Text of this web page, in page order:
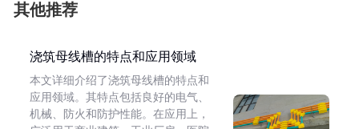
其他推荐
浇筑母线槽的特点和应用领域
本文详细介绍了浇筑母线槽的特点和
应用领域。其特点包括良好的电气、
机械、防火和防护性能。在应用上，